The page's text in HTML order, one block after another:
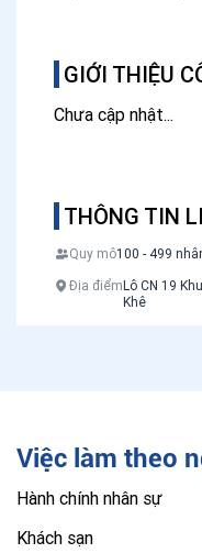
GIỚI THIỆU
Chưa cập nhật...
THÔNG TIN
Quy mô100 - 499
Địa điểmLô CN 19
Khê
Việc làm theo
Hành chính nhân sự
Khách sạn